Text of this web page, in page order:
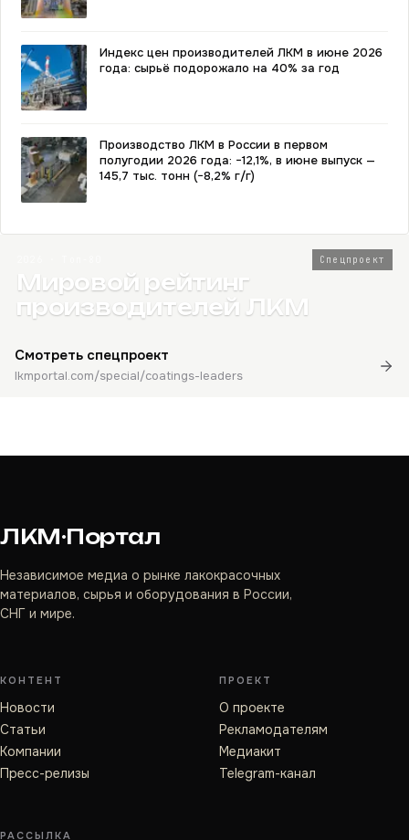
Индекс цен производителей ЛКМ в июне 2026
года: сырьё подорожало на 40% за год
Производство ЛКМ в России в первом
полугодии 2026 года: −12,1%, в июне выпуск —
145,7 тыс. тонн (−8,2% г/г)
Спецпроект
Мировой рейтинг
производителей ЛКМ
Смотреть спецпроект
lkmportal.com/special/coatings-leaders
ЛКМ·Портал
Независимое медиа о рынке лакокрасочных
материалов, сырья и оборудования в России,
СНГ и мире.
КОНТЕНТ
Новости
Статьи
Компании
Пресс-релизы
ПРОЕКТ
О проекте
Рекламодателям
Медиакит
Telegram-канал
РАССЫЛКА